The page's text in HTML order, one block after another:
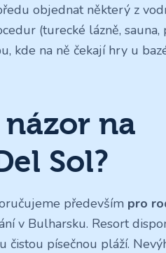
objednat některý z
(turecké lázně, sauna,
kde na ně čekají hry u
na
Sol?
především pro
v Bulharsku. Resort
čistou písečnou pláží.